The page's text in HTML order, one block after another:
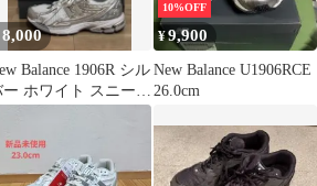
8,000
Balance 1906R シル
ー ホワイト スニーカ
10%OFF
¥9,900
New Balance U1906RCE
26.0cm